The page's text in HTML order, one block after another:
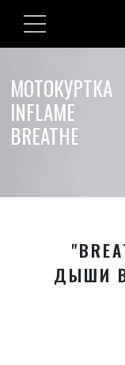
МОТОКУРТКА
INFLAME
BREATHE
ДЫШИ